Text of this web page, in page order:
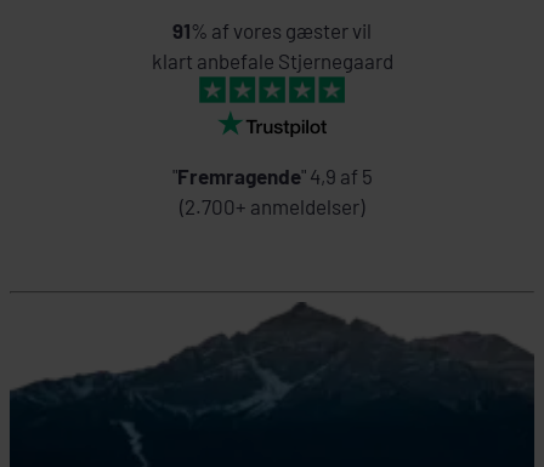
91% af vores gæster vil
klart anbefale Stjernegaard
"Fremragende" 4,9 af 5
(2.700+ anmeldelser)